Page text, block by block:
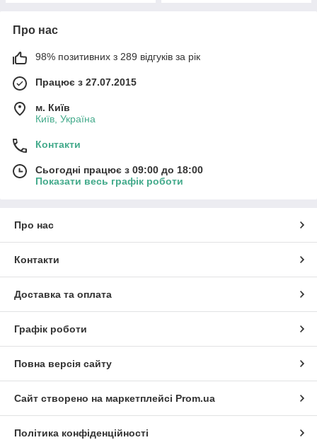
Про нас
98% позитивних з 289 відгуків за рік
Працює з 27.07.2015
м. Київ
Київ, Україна
Контакти
Сьогодні працює з 09:00 до 18:00
Показати весь графік роботи
Про нас
Контакти
Доставка та оплата
Графік роботи
Повна версія сайту
Сайт створено на маркетплейсі Prom.ua
Політика конфіденційності